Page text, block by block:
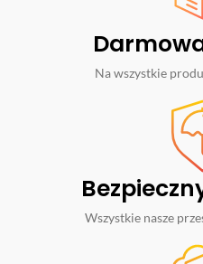
Na wszystkie
Wszystkie nasze